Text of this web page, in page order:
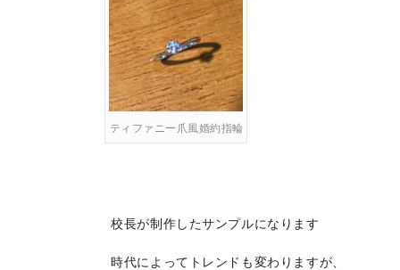
ティファニー爪風婚約指輪
校長が制作したサンプルになります
時代によってトレンドも変わりますが、